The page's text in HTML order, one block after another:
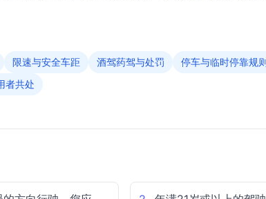
限速与安全车距 酒驾药驾与处罚 停车与临时停靠规
者共处